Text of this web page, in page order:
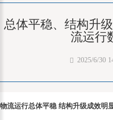
总体平稳、结构升
流运行
2025/6/30
物流运行总体平稳 结构升级成效明